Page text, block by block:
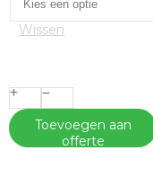
Wissen
Toevoegen aan
offerte